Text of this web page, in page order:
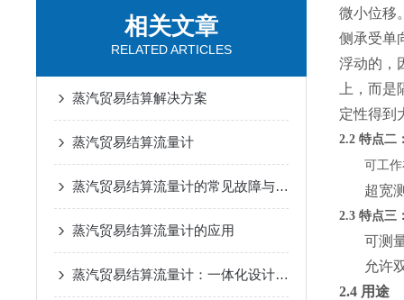
相关文章
RELATED ARTICLES
蒸汽贸易结算解决方案
蒸汽贸易结算流量计
蒸汽贸易结算流量计的常见故障与解决方案
蒸汽贸易结算流量计的应用
蒸汽贸易结算流量计：一体化设计与多重特点
微小位移
侧承受单
浮动的，
上，而
定性得到
2.2 特点二
可工
超宽
2.3 特点三
可测
允许
2.4 用途